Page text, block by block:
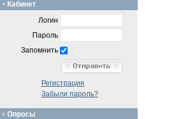
Кабинет
Логин
Пароль
Запомнить
Регистрация
Забыли пароль?
Опросы